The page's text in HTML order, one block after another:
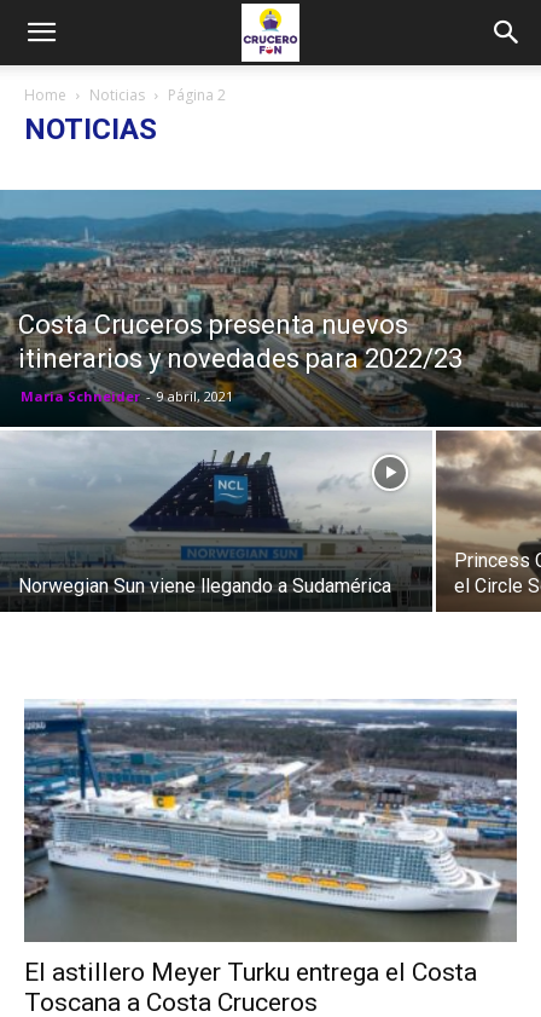
Home Noticias Página 2
NOTICIAS
Costa Cruceros presenta nuevos
itinerarios y novedades para 2022/23
Maria Schneider - 9 abril, 2021
Norwegian Sun viene llegando a Sudamérica
Princess
el Circle
El astillero Meyer Turku entrega el Costa
Toscana a Costa Cruceros